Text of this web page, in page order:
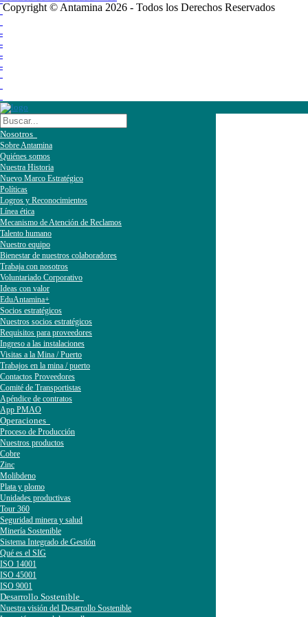
Copyright © Antamina 2026 - Todos los Derechos Reservados
Nosotros
Sobre Antamina
Quiénes somos
Nuestra Historia
Nuevo Marco Estratégico
Políticas
Logros y Reconocimientos
Línea ética
Mecanismo de Atención de Reclamos
Talento humano
Nuestro equipo
Bienestar de nuestros colaboradores
Trabaja con nosotros
Voluntariado Corporativo
Ideas con valor
EduAntamina+
Socios estratégicos
Nuestros socios estratégicos
Requisitos para proveedores
Ingreso a las instalaciones
Visitas a la Mina / Puerto
Trabajos en la mina / puerto
Contactos Proveedores
Comité de Transportistas
Apéndice de contratos
App PMAO
Operaciones
Proceso de Producción
Nuestros productos
Cobre
Zinc
Molibdeno
Plata y plomo
Unidades productivas
Tour 360
Seguridad minera y salud
Minería Sostenible
Sistema Integrado de Gestión
Qué es el SIG
ISO 14001
ISO 45001
ISO 9001
Desarrollo Sostenible
Nuestra visión del Desarrollo Sostenible